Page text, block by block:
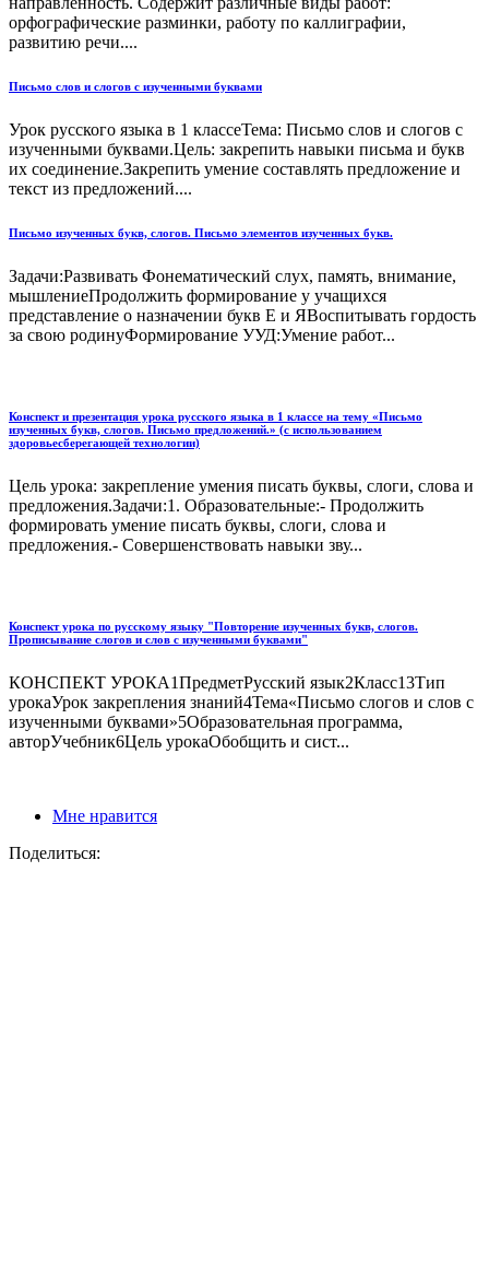
орфографические разминки, работу по каллиграфии,
развитию речи....
Письмо слов и слогов с изученными буквами
Урок русского языка в 1 классеТема: Письмо слов и слогов с
изученными буквами.Цель: закрепить навыки письма и букв
их соединение.Закрепить умение составлять предложение и
текст из предложений....
Письмо изученных букв, слогов. Письмо элементов изученных букв.
Задачи:Развивать Фонематический слух, память, внимание,
мышлениеПродолжить формирование у учащихся
представление о назначении букв Е и ЯВоспитывать гордость
за свою родинуФормирование УУД:Умение работ...
Конспект и презентация урока русского языка в 1 классе на тему «Письмо
изученных букв, слогов. Письмо предложений.» (с использованием
здоровьесберегающей технологии)
Цель урока: закрепление умения писать буквы, слоги, слова и
предложения.Задачи:1. Образовательные:- Продолжить
формировать умение писать буквы, слоги, слова и
предложения.- Совершенствовать навыки зву...
Конспект урока по русскому языку "Повторение изученных букв, слогов.
Прописывание слогов и слов с изученными буквами"
КОНСПЕКТ УРОКА1ПредметРусский язык2Класс13Тип
урокаУрок закрепления знаний4Тема«Письмо слогов и слов с
изученными буквами»5Образовательная программа,
авторУчебник6Цель урокаОбобщить и сист...
Мне нравится
Поделиться: